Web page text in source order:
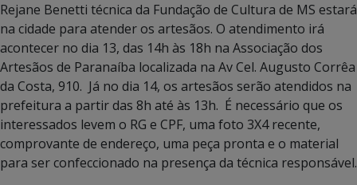
Rejane Benetti técnica da Fundação de Cultura de MS estará
na cidade para atender os artesãos. O atendimento irá
acontecer no dia 13, das 14h às 18h na Associação dos
Artesãos de Paranaíba localizada na Av Cel. Augusto Corrêa
da Costa, 910. Já no dia 14, os artesãos serão atendidos na
prefeitura a partir das 8h até às 13h. É necessário que os
interessados levem o RG e CPF, uma foto 3X4 recente,
comprovante de endereço, uma peça pronta e o material
para ser confeccionado na presença da técnica responsável.